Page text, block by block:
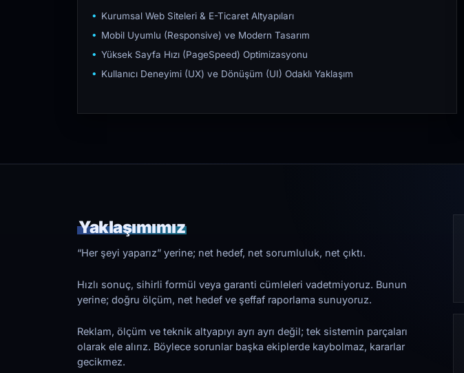
Kurumsal Web Siteleri & E-Ticaret Altyapıları
Mobil Uyumlu (Responsive) ve Modern Tasarım
Yüksek Sayfa Hızı (PageSpeed) Optimizasyonu
Kullanıcı Deneyimi (UX) ve Dönüşüm (UI) Odaklı Yaklaşım
Yaklaşımımız
“Her şeyi yaparız” yerine; net hedef, net sorumluluk, net çıktı.
Hızlı sonuç, sihirli formül veya garanti cümleleri vadetmiyoruz. Bunun
yerine; doğru ölçüm, net hedef ve şeffaf raporlama sunuyoruz.
Reklam, ölçüm ve teknik altyapıyı ayrı ayrı değil; tek sistemin parçaları
olarak ele alırız. Böylece sorunlar başka ekiplerde kaybolmaz, kararlar
gecikmez.